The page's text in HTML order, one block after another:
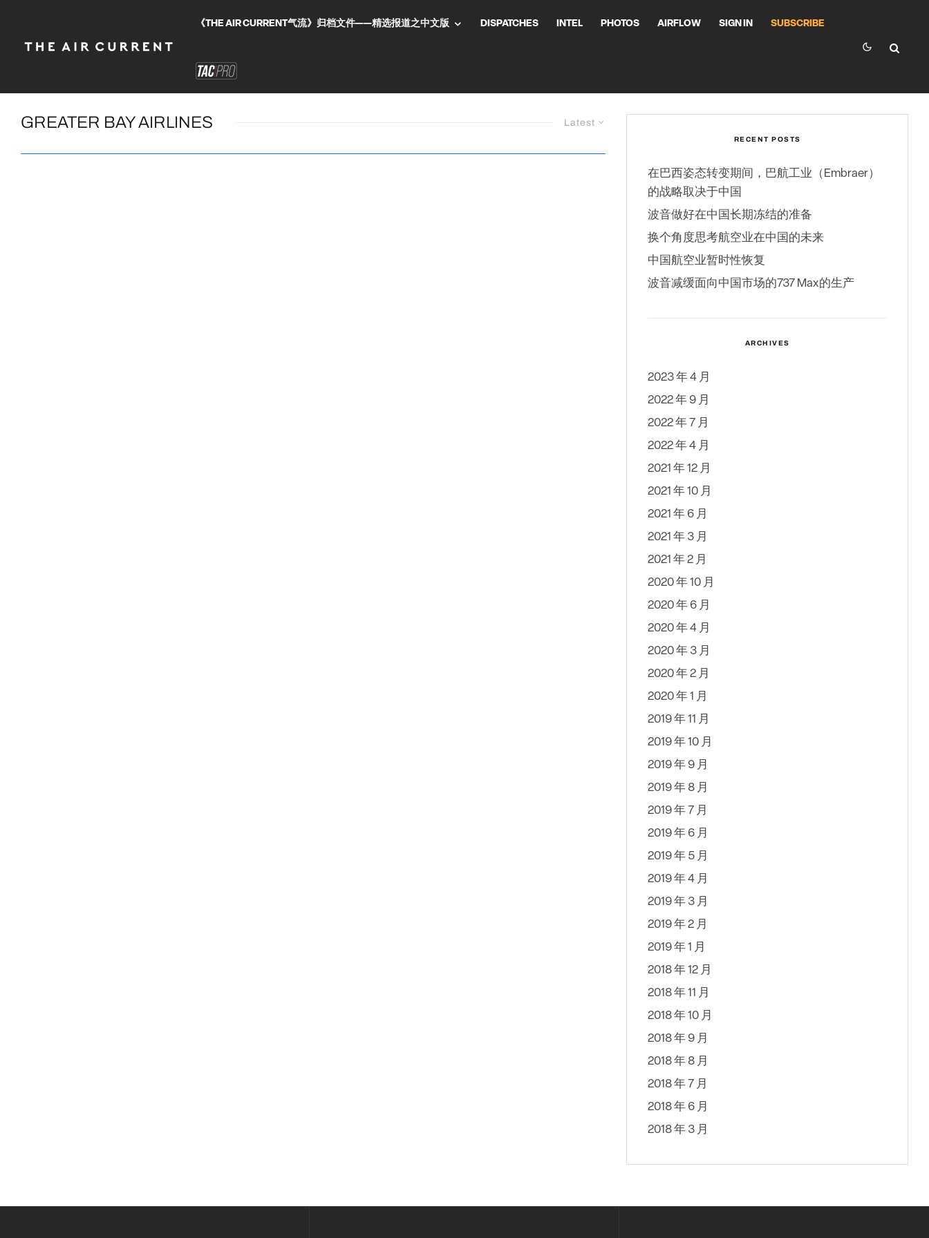
《THE AIR CURRENT气流》归档文件——精选报道之中文版 DISPATCHES INTEL PHOTOS AIRFLOW SIGN IN SUBSCRIBE
Latest
GREATER BAY AIRLINES
RECENT POSTS
在巴西姿态转变期间，巴航工业（Embraer）
的战略取决于中国
波音做好在中国长期冻结的准备
换个角度思考航空业在中国的未来
中国航空业暂时性恢复
波音减缓面向中国市场的737 Max的生产
ARCHIVES
2023 年 4 月
2022 年 9 月
2022 年 7 月
2022 年 4 月
2021 年 12 月
2021 年 10 月
2021 年 6 月
2021 年 3 月
2021 年 2 月
2020 年 10 月
2020 年 6 月
2020 年 4 月
2020 年 3 月
2020 年 2 月
2020 年 1 月
2019 年 11 月
2019 年 10 月
2019 年 9 月
2019 年 8 月
2019 年 7 月
2019 年 6 月
2019 年 5 月
2019 年 4 月
2019 年 3 月
2019 年 2 月
2019 年 1 月
2018 年 12 月
2018 年 11 月
2018 年 10 月
2018 年 9 月
2018 年 8 月
2018 年 7 月
2018 年 6 月
2018 年 3 月